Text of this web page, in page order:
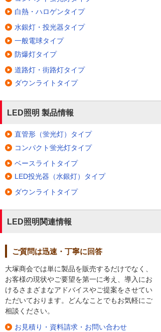
白熱・ハロゲンタイプ
水銀灯・投光器タイプ
一般電球タイプ
防爆灯タイプ
道路灯・街路灯タイプ
ダウンライトタイプ
LED照明 製品情報
直管形（蛍光灯）タイプ
コンパクト蛍光灯タイプ
ベースライトタイプ
LED投光器（水銀灯）タイプ
ダウンライトタイプ
LED照明関連情報
ご質問は迅速・丁寧に回答
大塚商会では単に製品を販売するだけでなく、
お客様の現状やご要望を第一に考え、導入にお
けるさまざまなアドバイスやご提案をさせてい
ただいております。どんなことでもお気軽にご
相談ください。
お見積り・資料請求・お問い合わせ